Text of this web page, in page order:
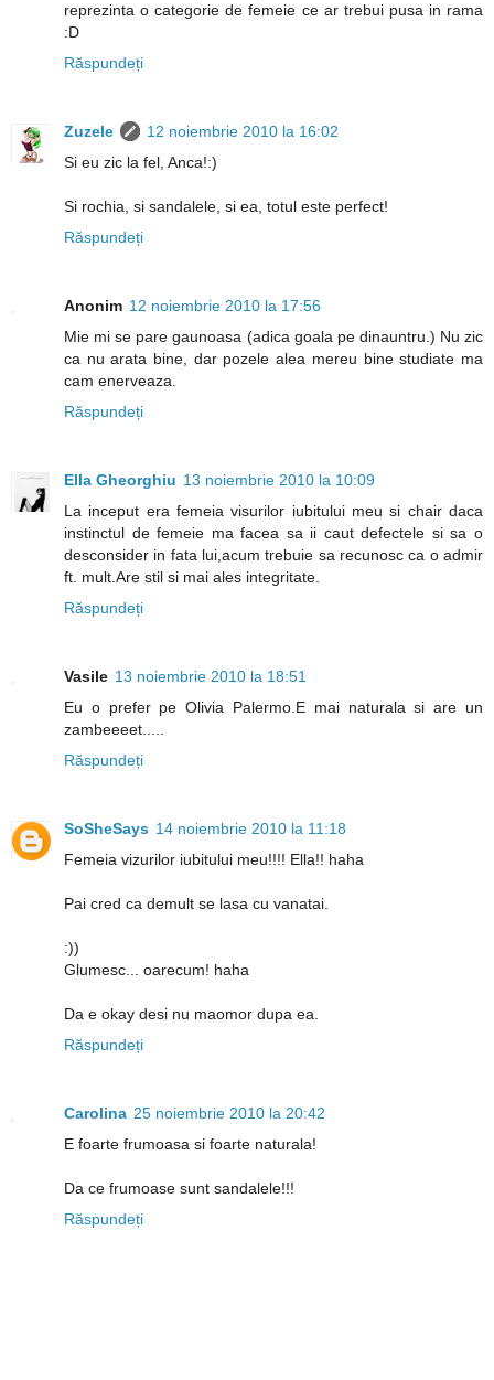
reprezinta o categorie de femeie ce ar trebui pusa in rama
:D
Răspundeți
Zuzele
12 noiembrie 2010 la 16:02
Si eu zic la fel, Anca!:)
Si rochia, si sandalele, si ea, totul este perfect!
Răspundeți
Anonim 12 noiembrie 2010 la 17:56
Mie mi se pare gaunoasa (adica goala pe dinauntru.) Nu zic
ca nu arata bine, dar pozele alea mereu bine studiate ma
cam enerveaza.
Răspundeți
Ella Gheorghiu 13 noiembrie 2010 la 10:09
La inceput era femeia visurilor iubitului meu si chair daca
instinctul de femeie ma facea sa ii caut defectele si sa o
desconsider in fata lui,acum trebuie sa recunosc ca o admir
ft. mult.Are stil si mai ales integritate.
Răspundeți
Vasile 13 noiembrie 2010 la 18:51
Eu o prefer pe Olivia Palermo.E mai naturala si are un
zambeeeet.....
Răspundeți
SoSheSays 14 noiembrie 2010 la 11:18
Femeia vizurilor iubitului meu!!!! Ella!! haha
Pai cred ca demult se lasa cu vanatai.
:))
Glumesc... oarecum! haha
Da e okay desi nu maomor dupa ea.
Răspundeți
Carolina 25 noiembrie 2010 la 20:42
E foarte frumoasa si foarte naturala!
Da ce frumoase sunt sandalele!!!
Răspundeți